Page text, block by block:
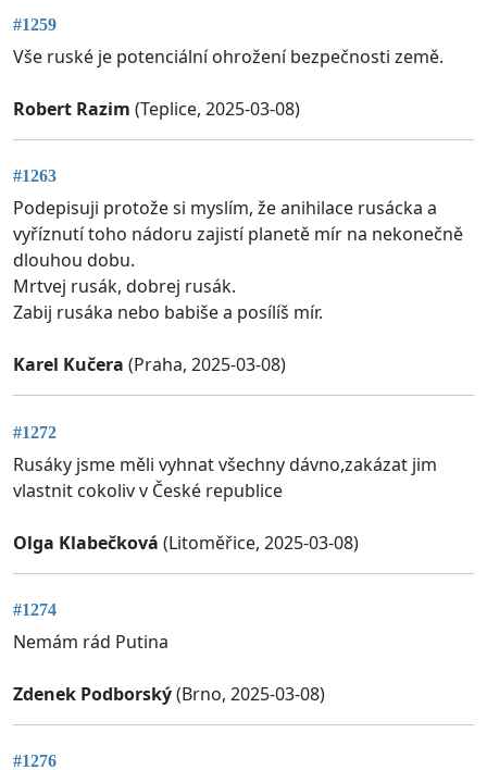
#1259
Vše ruské je potenciální ohrožení bezpečnosti země.
Robert Razim (Teplice, 2025-03-08)
#1263
Podepisuji protože si myslím, že anihilace rusácka a
vyříznutí toho nádoru zajistí planetě mír na nekonečně
dlouhou dobu.
Mrtvej rusák, dobrej rusák.
Zabij rusáka nebo babiše a posílíš mír.
Karel Kučera (Praha, 2025-03-08)
#1272
Rusáky jsme měli vyhnat všechny dávno,zakázat jim
vlastnit cokoliv v České republice
Olga Klabečková (Litoměřice, 2025-03-08)
#1274
Nemám rád Putina
Zdenek Podborský(Brno, 2025-03-08)
#1276